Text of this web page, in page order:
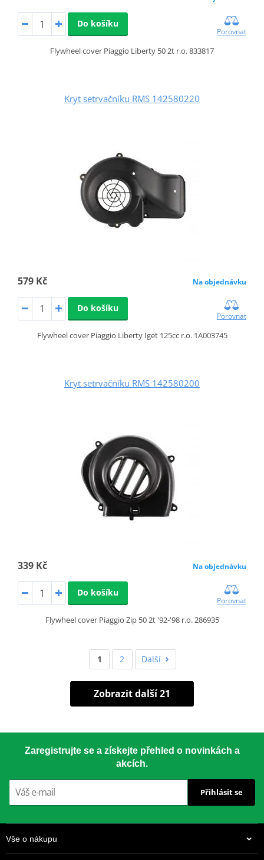
Do košíku
Porovnat
Flywheel cover Piaggio Liberty 50 2t r.o. 833817
Kryt setrvačníku RMS 142580220
579 Kč Na objednávku
Do košíku
Porovnat
Flywheel cover Piaggio Liberty Iget 125cc r.o. 1A003745
Kryt setrvačníku RMS 142580200
339 Kč Na objednávku
Do košíku
Porovnat
Flywheel cover Piaggio Zip 50 2t '92-'98 r.o. 286935
1 2 Další
Zobrazit další 21
Zaregistrujte se a získejte přehled o novinkách a
akcích.
Přihlásit se
Vše o nákupu